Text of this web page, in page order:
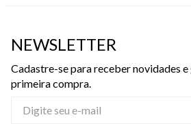
NEWSLETTER
Cadastre-se para receber novidades e
primeira compra.